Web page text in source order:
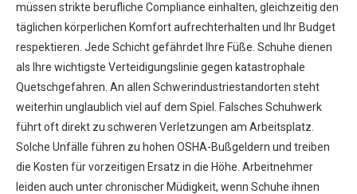
müssen strikte berufliche Compliance einhalten, gleichzeitig den
täglichen körperlichen Komfort aufrechterhalten und Ihr Budget
respektieren. Jede Schicht gefährdet Ihre Füße. Schuhe dienen
als Ihre wichtigste Verteidigungslinie gegen katastrophale
Quetschgefahren. An allen Schwerindustriestandorten steht
weiterhin unglaublich viel auf dem Spiel. Falsches Schuhwerk
führt oft direkt zu schweren Verletzungen am Arbeitsplatz.
Solche Unfälle führen zu hohen OSHA-Bußgeldern und treiben
die Kosten für vorzeitigen Ersatz in die Höhe. Arbeitnehmer
leiden auch unter chronischer Müdigkeit, wenn Schuhe ihnen